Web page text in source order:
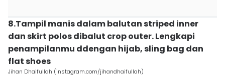
8.Tampil manis dalam balutan striped inner
dan skirt polos dibalut crop outer. Lengkapi
penampilanmu ddengan hijab, sling bag dan
flat shoes
Jihan Dhaifullah (instagram.com/jihandhaifullah)